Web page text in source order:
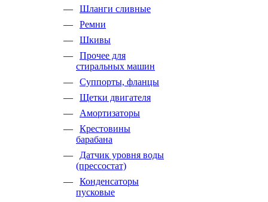
Шланги сливные
Ремни
Шкивы
Прочее для
стиральных машин
Суппорты, фланцы
Щетки двигателя
Амортизаторы
Крестовины
барабана
Датчик уровня воды
(прессостат)
Конденсаторы
пусковые